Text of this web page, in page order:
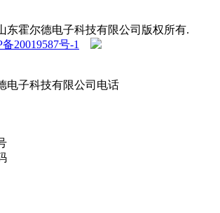
东霍尔德电子科技有限公司版权所有.
20019587号-1